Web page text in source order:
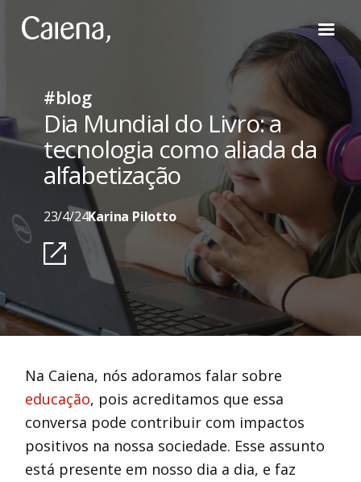
#blog
Dia Mundial do Livro: a
tecnologia como aliada da
alfabetização
23/4/24Karina Pilotto
Na Caiena, nós adoramos falar sobre
educação, pois acreditamos que essa
conversa pode contribuir com impactos
positivos na nossa sociedade. Esse assunto
está presente em nosso dia a dia, e faz